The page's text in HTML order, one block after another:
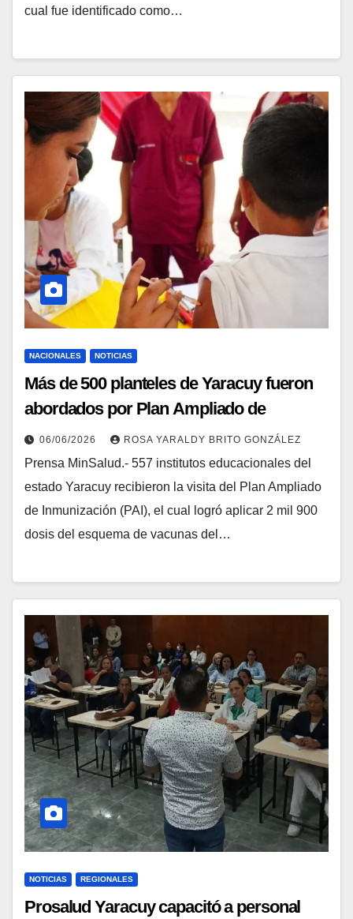
cual fue identificado como…
NACIONALES NOTICIAS
Más de 500 planteles de Yaracuy fueron
abordados por Plan Ampliado de
Inmunización
06/06/2026 ROSA YARALDY BRITO GONZÁLEZ
Prensa MinSalud.- 557 institutos educacionales del
estado Yaracuy recibieron la visita del Plan Ampliado
de Inmunización (PAI), el cual logró aplicar 2 mil 900
dosis del esquema de vacunas del…
NOTICIAS REGIONALES
Prosalud Yaracuy capacitó a personal